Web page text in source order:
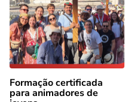
Formação certificada
para animadores de